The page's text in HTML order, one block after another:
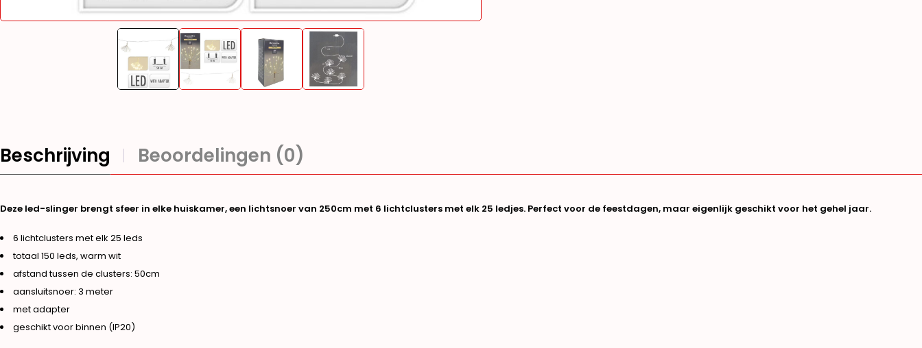
Beschrijving Beoordelingen (0)
Deze led-slinger brengt sfeer in elke huiskamer, een lichtsnoer van 250cm met 6 lichtclusters met elk 25 ledjes. Perfect voor de feestdagen, maar eigenlijk geschikt voor het gehel jaar.
6 lichtclusters met elk 25 leds
totaal 150 leds, warm wit
afstand tussen de clusters: 50cm
aansluitsnoer: 3 meter
met adapter
geschikt voor binnen (IP20)